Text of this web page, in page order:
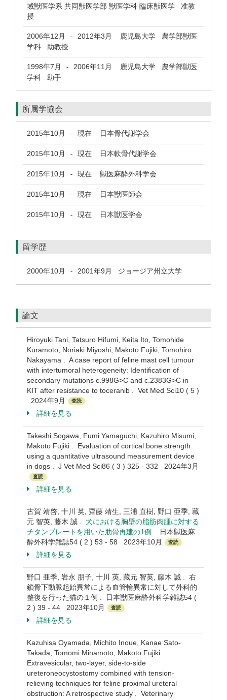
域獣医学系 共同獣医学部 獣医学科 臨床獣医学 准教
授
2006年12月 - 2012年3月
鹿児島大学 農学部獣医
学科 助教授
1998年7月 - 2006年11月
鹿児島大学 農学部獣医
学科 助手
所属学協会
2015年10月 - 現在 日本骨代謝学会
2015年10月 - 現在 日本軟骨代謝学会
2015年10月 - 現在 獣医麻酔外科学会
2015年10月 - 現在 日本獣医師会
2015年10月 - 現在 日本獣医学会
留学歴
2000年10月 - 2001年9月 ジョージア州立大学
論文
Hiroyuki Tani, Tatsuro Hifumi, Keita Ito, Tomohide
Kuramoto, Noriaki Miyoshi, Makoto Fujiki, Tomohiro
Nakayama . A case report of feline mast cell tumour
with intertumoral heterogeneity: Identification of
secondary mutations c.998G>C and c.2383G>C in
KIT after resistance to toceranib . Vet Med Sci10 ( 5 )
2024年9月
査読
詳細を見る
Takeshi Sogawa, Fumi Yamaguchi, Kazuhiro Misumi,
Makoto Fujiki . Evaluation of cortical bone strength
using a quantitative ultrasound measurement device
in dogs . J Vet Med Sci86 ( 3 ) 325 - 332 2024年3月
査読
詳細を見る
古賀 靖啓, 十川 英, 齋藤 靖生, 三浦 直樹, 野口 亜季, 藏
元 智英, 藤木 誠 . 犬における胸壁の脂肪肉腫に対する
チタンプレートを用いた肋骨再建の1例 .
日本獣医麻
酔外科学雑誌54 ( 2 ) 53 - 58 2023年10月
査読
詳細を見る
野口 亜季, 岩永 朋子, 十川 英, 藏元 智英, 藤木 誠 . 右
鎖骨下動脈起始異常による血管輪異常に対して外科的
整復を行った猫の１例 . 日本獣医麻酔外科学雑誌54 (
2 ) 39 - 44 2023年10月
査読
詳細を見る
Kazuhisa Oyamada, Michito Inoue, Kanae Sato-
Takada, Tomomi Minamoto, Makoto Fujiki .
Extravesicular, two-layer, side-to-side
ureteroneocystostomy combined with tension-
relieving techniques for feline proximal ureteral
obstruction: A retrospective study . Veterinary